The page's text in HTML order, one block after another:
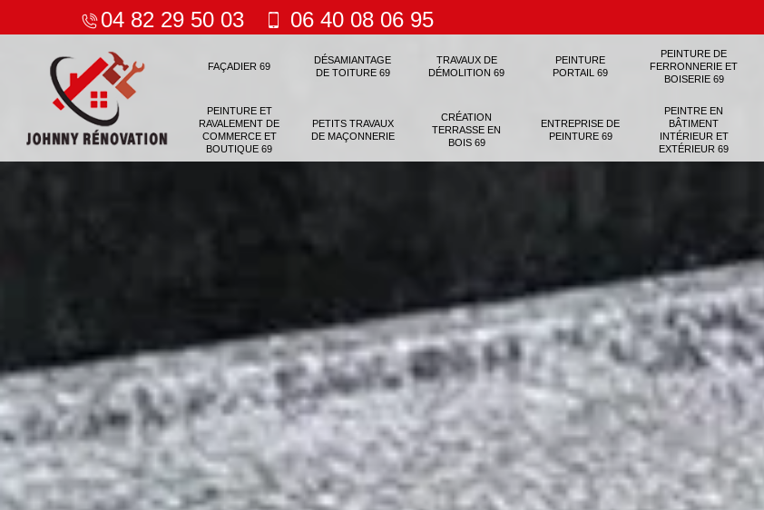
04 82 29 50 03 06 40 08 06 95
FAÇADIER 69
DÉSAMIANTAGE
DE TOITURE 69
TRAVAUX DE
DÉMOLITION 69
PEINTURE
PORTAIL 69
PEINTURE DE
FERRONNERIE ET
BOISERIE 69
PEINTURE ET
RAVALEMENT DE
COMMERCE ET
BOUTIQUE 69
PETITS TRAVAUX
DE MAÇONNERIE
CRÉATION
TERRASSE EN
BOIS 69
ENTREPRISE DE
PEINTURE 69
PEINTRE EN
BÂTIMENT
INTÉRIEUR ET
EXTÉRIEUR 69